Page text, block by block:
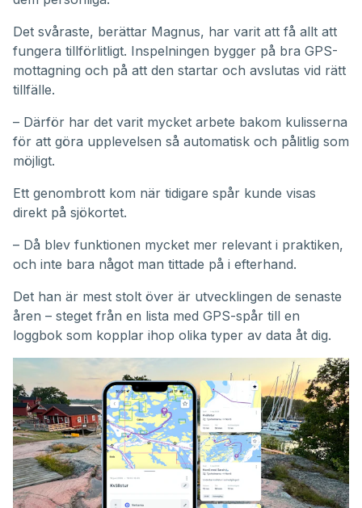
Det svåraste, berättar Magnus, har varit att få allt att
fungera tillförlitligt. Inspelningen bygger på bra GPS-
mottagning och på att den startar och avslutas vid rätt
tillfälle.
– Därför har det varit mycket arbete bakom kulisserna
för att göra upplevelsen så automatisk och pålitlig som
möjligt.
Ett genombrott kom när tidigare spår kunde visas
direkt på sjökortet.
– Då blev funktionen mycket mer relevant i praktiken,
och inte bara något man tittade på i efterhand.
Det han är mest stolt över är utvecklingen de senaste
åren – steget från en lista med GPS-spår till en
loggbok som kopplar ihop olika typer av data åt dig.